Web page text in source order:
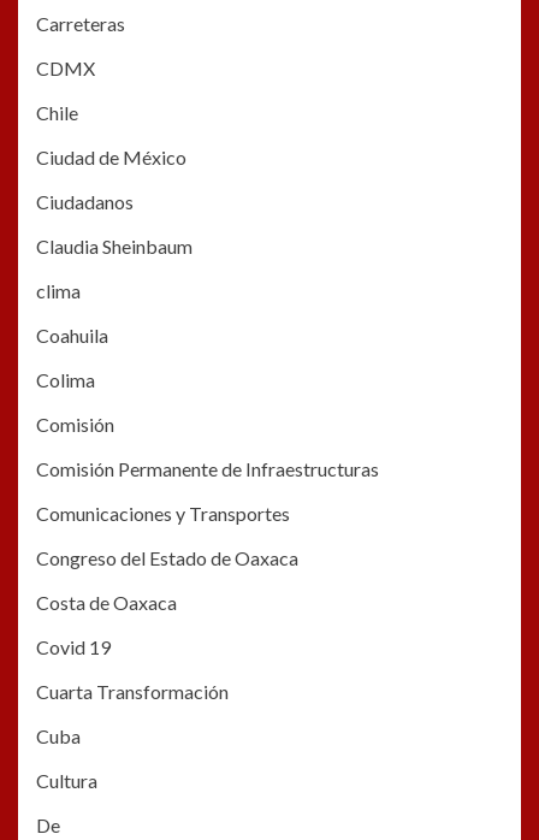
Carreteras
CDMX
Chile
Ciudad de México
Ciudadanos
Claudia Sheinbaum
clima
Coahuila
Colima
Comisión
Comisión Permanente de Infraestructuras
Comunicaciones y Transportes
Congreso del Estado de Oaxaca
Costa de Oaxaca
Covid 19
Cuarta Transformación
Cuba
Cultura
De